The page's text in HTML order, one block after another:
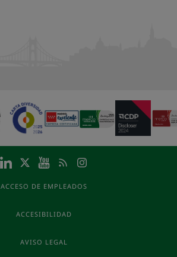
ACCESO DE EMPLEADOS
ACCESIBILIDAD
AVISO LEGAL